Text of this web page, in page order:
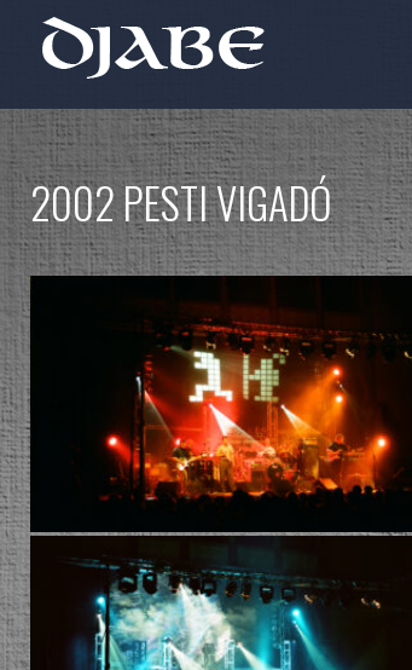
2002 PESTI VIGADÓ